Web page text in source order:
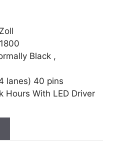
Black ,
lanes) 40 pins
Hours With LED Driver